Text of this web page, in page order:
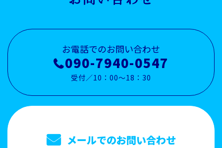
お電話でのお問い合わせ
090-7940-0547
受付／10：00～18：30
メールでのお問い合わせ